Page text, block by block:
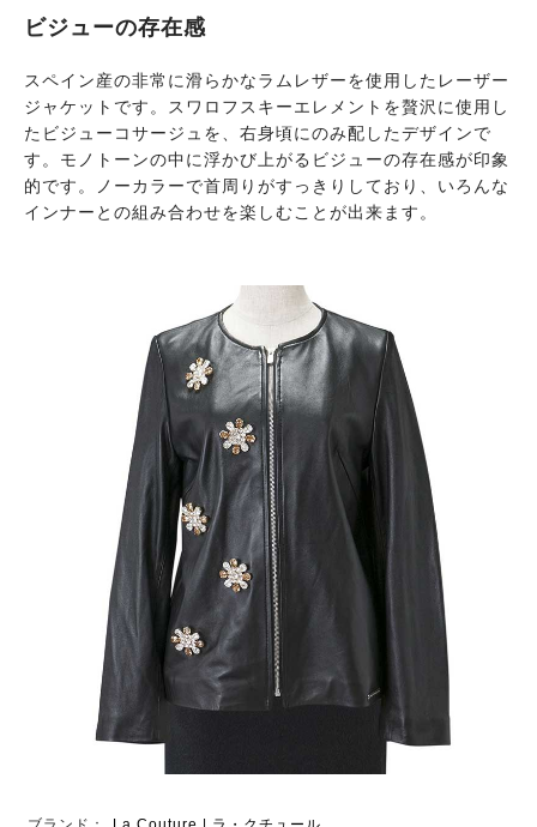
ビジューの存在感
スペイン産の非常に滑らかなラムレザーを使用したレーザー
ジャケットです。スワロフスキーエレメントを贅沢に使用し
たビジューコサージュを、右身頃にのみ配したデザインで
す。モノトーンの中に浮かび上がるビジューの存在感が印象
的です。ノーカラーで首周りがすっきりしており、いろんな
インナーとの組み合わせを楽しむことが出来ます。